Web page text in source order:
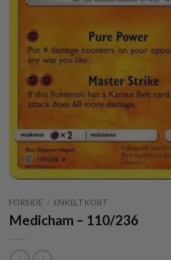
FORSIDE / ENKELTKORT
Medicham – 110/236